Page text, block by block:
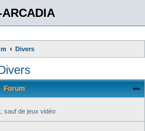
ARCADIA
Divers
Forum
sauf de jeux vidéo